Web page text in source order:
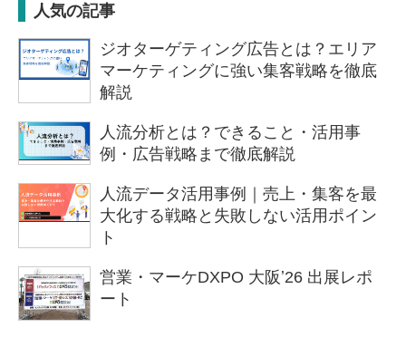
人気の記事
ジオターゲティング広告とは？エリア
マーケティングに強い集客戦略を徹底
解説
人流分析とは？できること・活用事
例・広告戦略まで徹底解説
人流データ活用事例｜売上・集客を最
大化する戦略と失敗しない活用ポイン
ト
営業・マーケDXPO 大阪ʼ26 出展レポ
ート